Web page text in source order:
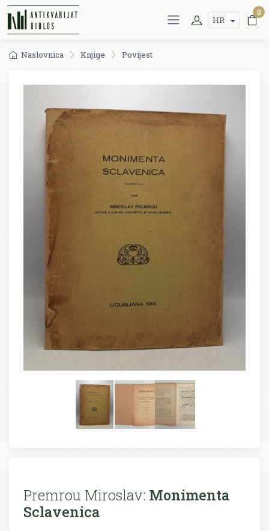
HR
0
Naslovnica Knjige Povijest
Premrou Miroslav: Monimenta
Sclavenica